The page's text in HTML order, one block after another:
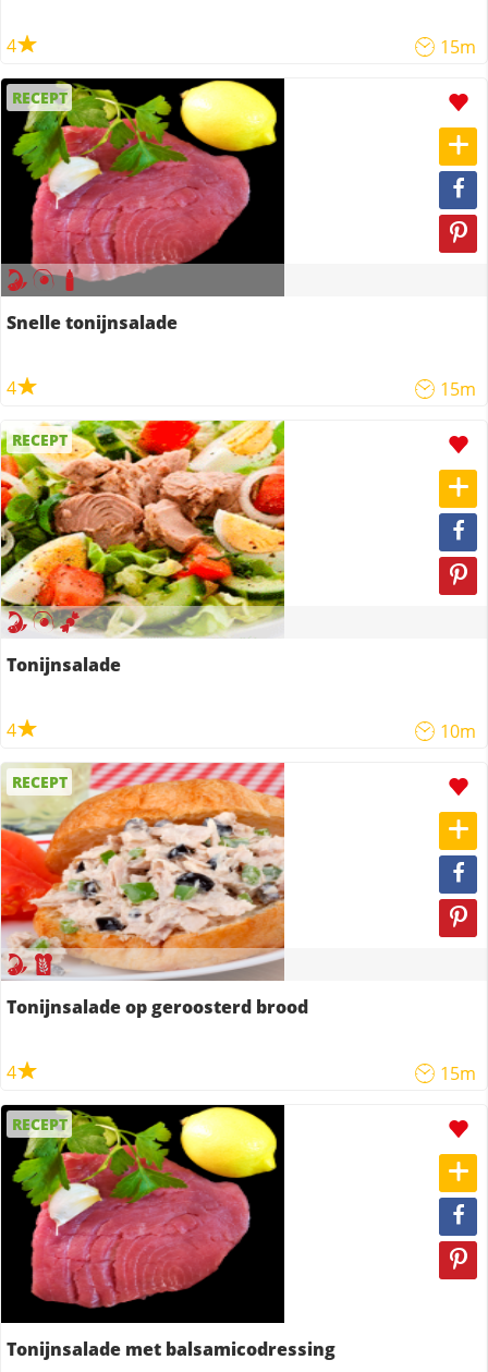
4 15m
RECEPT
Snelle tonijnsalade
4 15m
RECEPT
Tonijnsalade
4 10m
RECEPT
Tonijnsalade op geroosterd brood
4 15m
RECEPT
Tonijnsalade met balsamicodressing